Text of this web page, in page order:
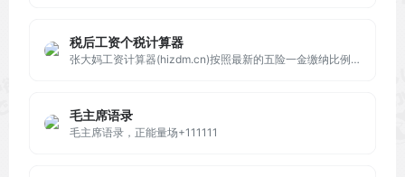
税后工资个税计算器
张大妈工资计算器(hizdm.cn)按照最新的五险一金缴纳比例计算各城市的税后工资收入，帮助您更详细了解五险一金扣税的各比例和金额。
毛主席语录
毛主席语录，正能量场+111111